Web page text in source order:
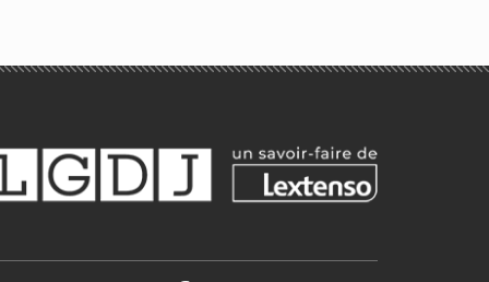
conditions de la
résolution unilatérale